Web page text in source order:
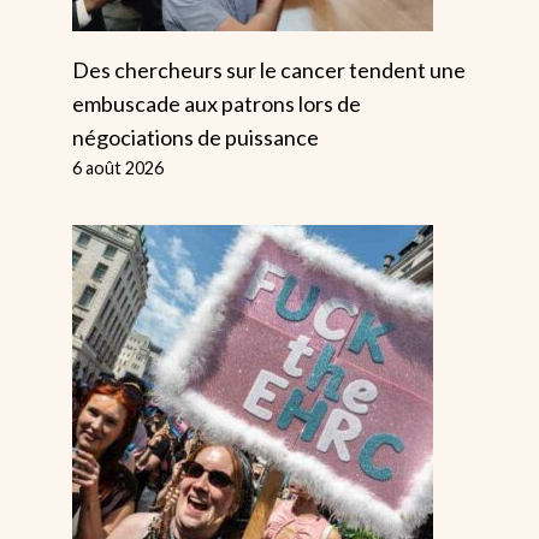
Des chercheurs sur le cancer tendent une
embuscade aux patrons lors de
négociations de puissance
6 août 2026